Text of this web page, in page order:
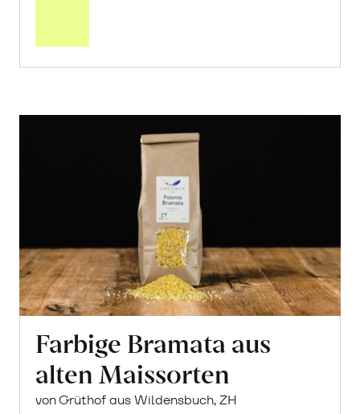
Farbige Bramata aus
alten Maissorten
von Grüthof aus Wildensbuch, ZH